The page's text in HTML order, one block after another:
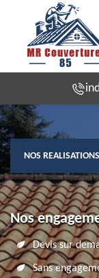
NOS REALISATIONS
Nos
Devis sur
Sans